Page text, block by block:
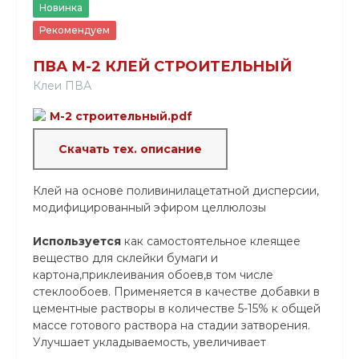
Новинка
Рекомендуем
ПВА М-2 КЛЕЙ СТРОИТЕЛЬНЫЙ
Клеи ПВА
М-2 строительный.pdf
Скачать тех. описание
Клей на основе поливинилацетатной дисперсии,
модифицированный эфиром целлюлозы
Используется как самостоятельное клеящее
вещество для склейки бумаги и
картона,приклеивания обоев,в том числе
стеклообоев. Применяется в качестве добавки в
цементные растворы в количестве 5-15% к общей
массе готового раствора на стадии затворения.
Улучшает укладываемость, увеличивает